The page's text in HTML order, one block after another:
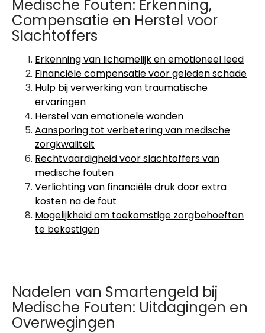
Medische Fouten: Erkenning,
Compensatie en Herstel voor
Slachtoffers
Erkenning van lichamelijk en emotioneel leed
Financiële compensatie voor geleden schade
Hulp bij verwerking van traumatische
ervaringen
Herstel van emotionele wonden
Aansporing tot verbetering van medische
zorgkwaliteit
Rechtvaardigheid voor slachtoffers van
medische fouten
Verlichting van financiële druk door extra
kosten na de fout
Mogelijkheid om toekomstige zorgbehoeften
te bekostigen
Nadelen van Smartengeld bij
Medische Fouten: Uitdagingen en
Overwegingen